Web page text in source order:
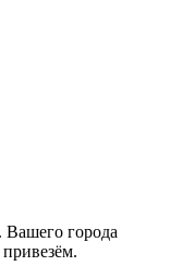
Вашего города